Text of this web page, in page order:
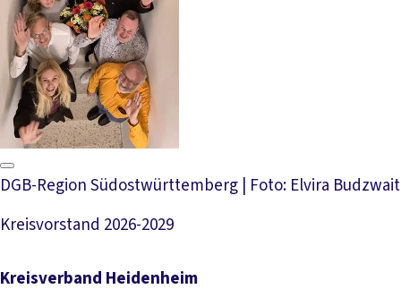
DGB-Region Südostwürttemberg | Foto: Elvira Budzwait
Kreisvorstand 2026-2029
Kreisverband Heidenheim